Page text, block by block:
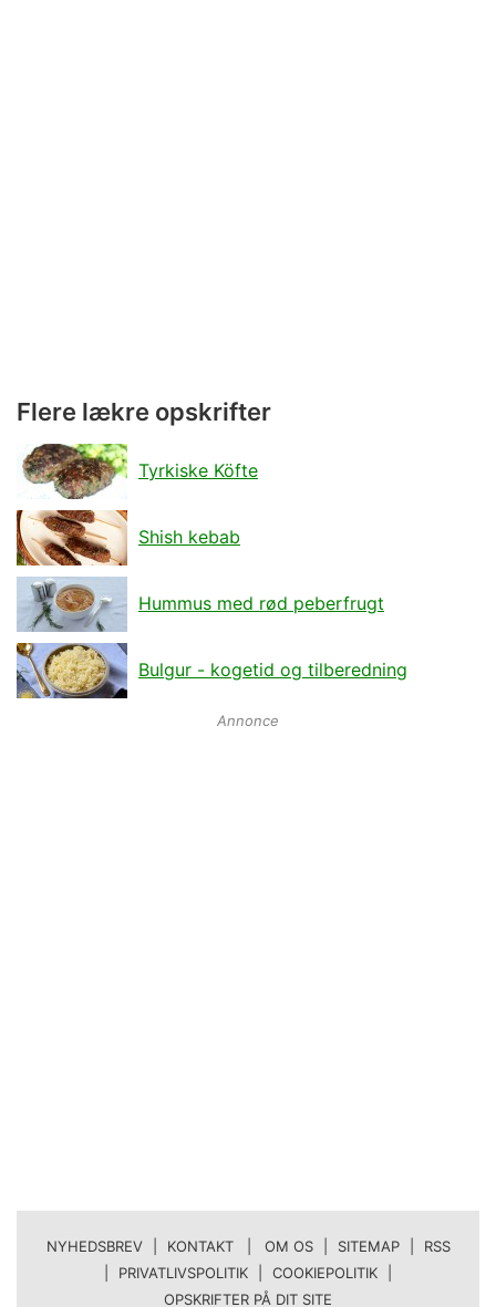
Flere lækre opskrifter
Tyrkiske Köfte
Shish kebab
Hummus med rød peberfrugt
Bulgur - kogetid og tilberedning
Annonce
NYHEDSBREV KONTAKT | OM OS SITEMAP
RSS
PRIVATLIVSPOLITIK COOKIEPOLITIK
OPSKRIFTER PÅ DIT SITE